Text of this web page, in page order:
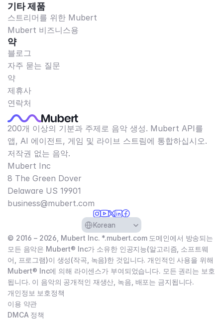
기타 제품
스트리머를 위한 Mubert
Mubert 비즈니스용
약
블로그
자주 묻는 질문
약
제휴사
연락처
200개 이상의 기분과 주제로 음악 생성. Mubert API를
앱, AI 에이전트, 게임 및 라이브 스트림에 통합하십시오.
저작권 없는 음악.
Mubert Inc
8 The Green Dover
Delaware US 19901​
business@mubert.com
Select Language
Korean
© 2016 – 2026, Mubert Inc. *.mubert.com 도메인에서 방송되는
모든 음악은 Mubert® Inc가 소유한 인공지능(알고리즘, 소프트웨
어, 프로그램)이 생성(작곡, 녹음)한 것입니다. 개인적인 사용을 위해
Mubert® Inc에 의해 라이센스가 부여되었습니다. 모든 권리는 보호
됩니다. 이 음악의 공개적인 재생산, 녹음, 배포는 금지됩니다.
개인정보 보호정책
이용 약관
DMCA 정책